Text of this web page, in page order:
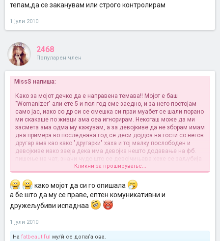
тепам,да се заканувам или строго контролирам
1 јули 2010
2468
Популарен член
MissS напиша:
Како за мојот дечко да е направена темава!! Мојот e баш
"Womanizer" али ете 5 и пол год сме заедно, и за него постојам
само јас, иако со др си се смешка си праи муабет се шали порано
ми скакаше по живци ама сеа игнорирам. Некогаш може да ми
засмета ама одма му кажувам, а за девојкиве да не зборам имам
два примера во последнава год се деси дојдоа на гости со негов
другар ама као како "другарки" хаха и тој малку послободен и
девојкиве иако заеја дека има девојка нешто додавање на фб.
пишење на чат, значи чудо што се девојчињава хехе се заљубија
готово хахх и од тогаш му имам кажано само службено пошто
девојките НЕ СВАЌААТ!! катастрофа.
BTW не се сложувам дека треба да бидеш маж мислам дека
нема потреба, само опуштено, природно и искрено.
И што си е твое ке си дојде!!
Кликни за проширување...
како мојот да си го опишала
а бе што да му се праве, ептен комуникативни и
дружељубиви испаднаа
1 јули 2010
На fatbeautiful му/ѝ се допаѓа ова.